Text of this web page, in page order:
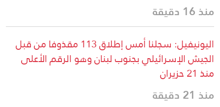
منذ 16 دقيقة
اليونيفيل: سجلنا أمس إطلاق 113 مقذوفا من قبل
الجيش الإسرائيلي بجنوب لبنان وهو الرقم الأعلى
منذ 21 حزيران
منذ 21 دقيقة